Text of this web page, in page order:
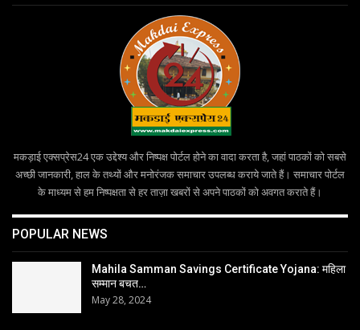
मकड़ाई एक्सप्रेस24 एक उद्देश्य और निष्पक्ष पोर्टल होने का वादा करता है, जहां पाठकों को सबसे
अच्छी जानकारी, हाल के तथ्यों और मनोरंजक समाचार उपलब्ध कराये जाते हैं। समाचार पोर्टल
के माध्यम से हम निष्पक्षता से हर ताज़ा खबरों से अपने पाठकों को अवगत कराते हैं।
POPULAR NEWS
Mahila Samman Savings Certificate Yojana: महिला
सम्मान बचत…
May 28, 2024